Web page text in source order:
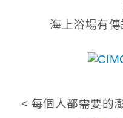
海上浴場有
< 每個人都需要的